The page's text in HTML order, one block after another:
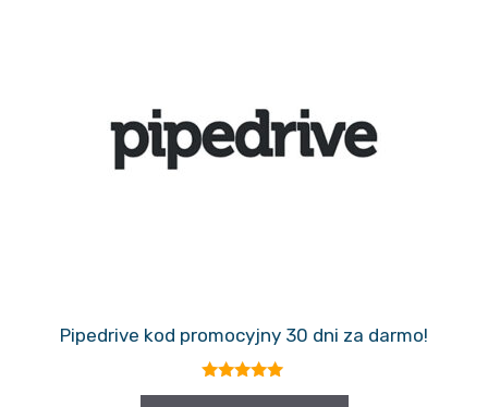
Pipedrive kod promocyjny 30 dni za darmo!
5.00